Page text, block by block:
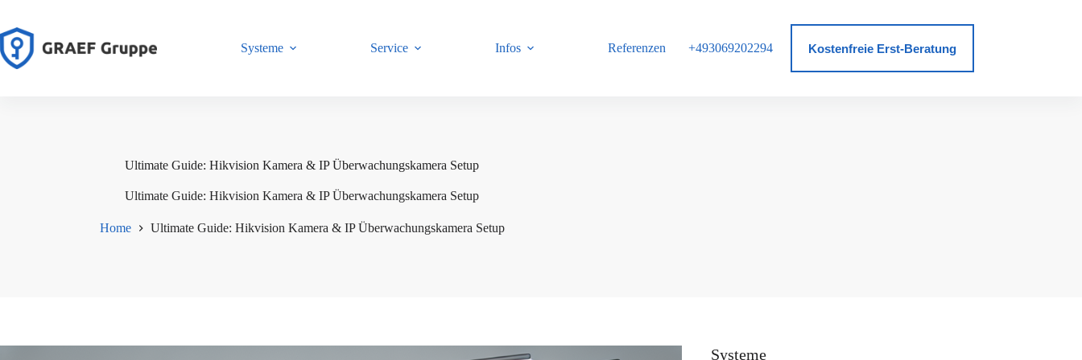
springen
Systeme
Service Infos Referenzen Blog
+493069202294 Kostenfreie Erst-Beratung
Ultimate Guide: Hikvision Kamera & IP Überwachungskamera Setup
Ultimate Guide: Hikvision Kamera & IP Überwachungskamera Setup
Home Ultimate Guide: Hikvision Kamera & IP Überwachungskamera Setup
Systeme